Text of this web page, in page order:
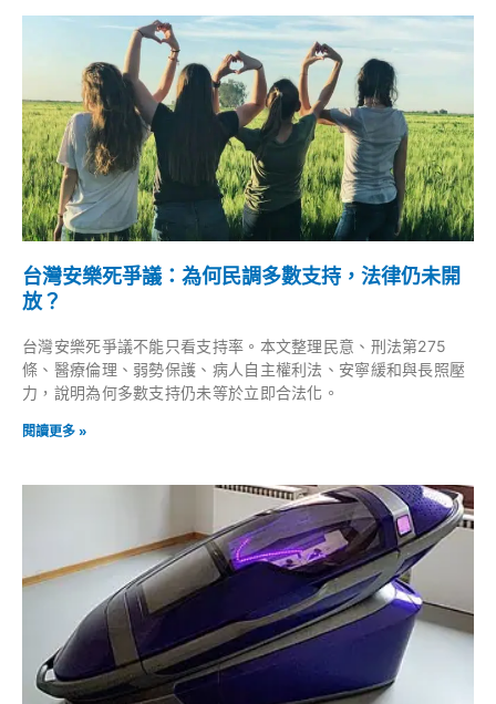
台灣安樂死爭議：為何民調多數支持，法律仍未開
放？
台灣安樂死爭議不能只看支持率。本文整理民意、刑法第275
條、醫療倫理、弱勢保護、病人自主權利法、安寧緩和與長照壓
力，說明為何多數支持仍未等於立即合法化。
閱讀更多 »